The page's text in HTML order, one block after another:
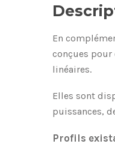
En
conçues
linéaires.
Elles sont
puissances,
Profils